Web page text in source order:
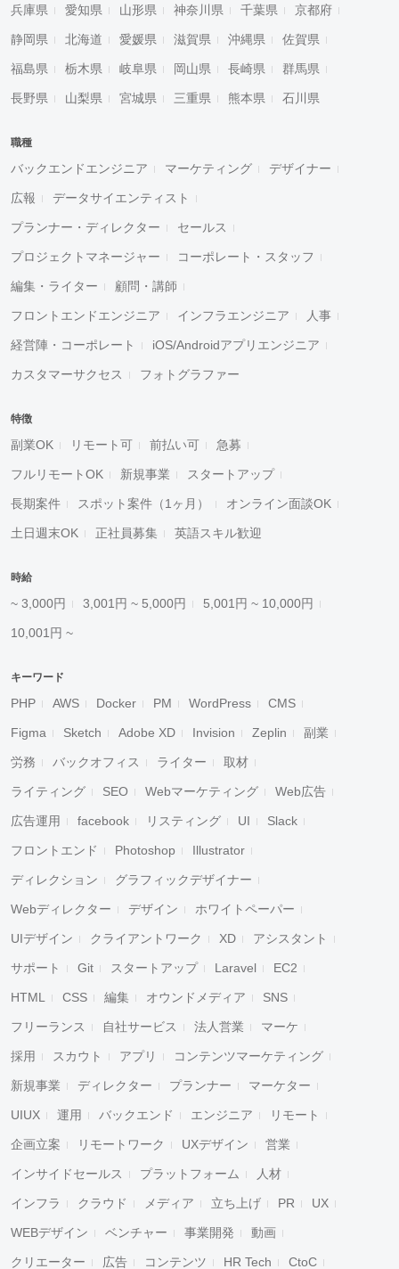
兵庫県 愛知県 山形県 神奈川県 千葉県 京都府
静岡県 北海道 愛媛県 滋賀県 沖縄県 佐賀県
福島県 栃木県 岐阜県 岡山県 長崎県 群馬県
長野県 山梨県 宮城県 三重県 熊本県 石川県
職種
バックエンドエンジニア マーケティング デザイナー
広報 データサイエンティスト
プランナー・ディレクター セールス
プロジェクトマネージャー コーポレート・スタッフ
編集・ライター 顧問・講師
フロントエンドエンジニア インフラエンジニア 人事
経営陣・コーポレート iOS/Androidアプリエンジニア
カスタマーサクセス フォトグラファー
特徴
副業OK リモート可 前払い可 急募
フルリモートOK 新規事業 スタートアップ
長期案件 スポット案件（1ヶ月） オンライン面談OK
土日週末OK 正社員募集 英語スキル歓迎
時給
~ 3,000円 3,001円 ~ 5,000円 5,001円 ~ 10,000円
10,001円 ~
キーワード
PHP AWS Docker PM WordPress CMS
Figma Sketch Adobe XD Invision Zeplin 副業
労務 バックオフィス ライター 取材
ライティング SEO Webマーケティング Web広告
広告運用 facebook リスティング UI Slack
フロントエンド Photoshop Illustrator
ディレクション グラフィックデザイナー
Webディレクター デザイン ホワイトペーパー
UIデザイン クライアントワーク XD アシスタント
サポート Git スタートアップ Laravel EC2
HTML CSS 編集 オウンドメディア SNS
フリーランス 自社サービス 法人営業 マーケ
採用 スカウト アプリ コンテンツマーケティング
新規事業 ディレクター プランナー マーケター
UIUX 運用 バックエンド エンジニア リモート
企画立案 リモートワーク UXデザイン 営業
インサイドセールス プラットフォーム 人材
インフラ クラウド メディア 立ち上げ PR UX
WEBデザイン ベンチャー 事業開発 動画
クリエーター 広告 コンテンツ HR Tech CtoC